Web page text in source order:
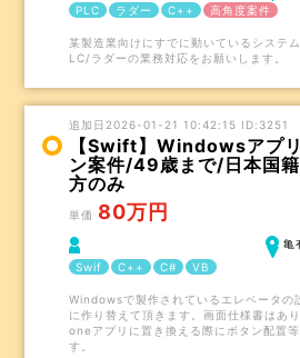
PLC
ラダー C++ 高角度案件
某製造業向けにすでに動いているシステ
LC/ラダーの業務対応をお願いします。
追加日2026-01-21 10:42:15 ID:3251
【Swift】Windowsアプ
ン案件/49歳まで/日本国
方のみ
単価 80万円
亀
Swif
C++ C# VB
Windowsで製作されているエレベータの
に作り替えて頂きます。画面仕様書はあ
oneアプリに置き換える際にボタン配置
す。